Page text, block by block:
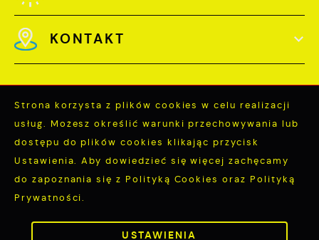
KONTAKT
Odwiedzin: 3779109
Online: 336
Strona korzysta z plików cookies w celu realizacji
usług. Możesz określić warunki przechowywania lub
dostępu do plików cookies klikając przycisk
Ustawienia. Aby dowiedzieć się więcej zachęcamy
do zapoznania się z Polityką Cookies oraz Polityką
Prywatności.
USTAWIENIA
ZEZWÓL NA WSZYSTKIE